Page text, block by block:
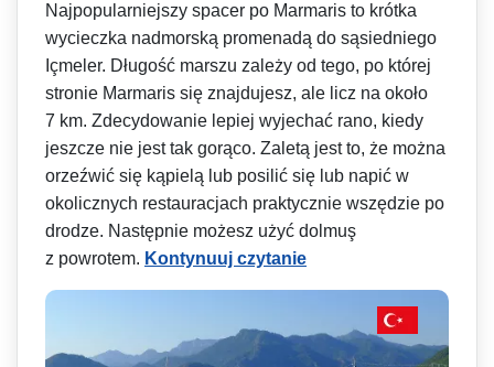
Najpopularniejszy spacer po Marmaris to krótka
wycieczka nadmorską promenadą do sąsiedniego
Içmeler. Długość marszu zależy od tego, po której
stronie Marmaris się znajdujesz, ale licz na około
7 km. Zdecydowanie lepiej wyjechać rano, kiedy
jeszcze nie jest tak gorąco. Zaletą jest to, że można
orzeźwić się kąpielą lub posilić się lub napić w
okolicznych restauracjach praktycznie wszędzie po
drodze. Następnie możesz użyć dolmuş
z powrotem. Kontynuuj czytanie